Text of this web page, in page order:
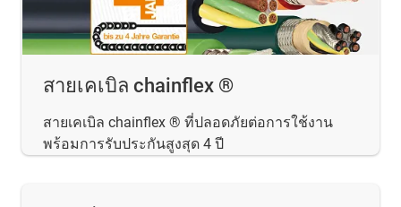
สายเคเบิล chainflex ®
สายเคเบิล chainflex ® ที่ปลอดภัยต่อการใช้งาน
พร้อมการรับประกันสูงสุด 4 ปี